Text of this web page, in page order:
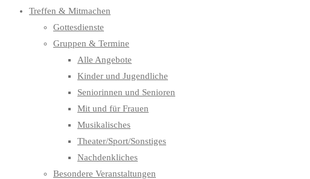
Treffen & Mitmachen
Gottesdienste
Gruppen & Termine
Alle Angebote
Kinder und Jugendliche
Seniorinnen und Senioren
Mit und für Frauen
Musikalisches
Theater/Sport/Sonstiges
Nachdenkliches
Besondere Veranstaltungen